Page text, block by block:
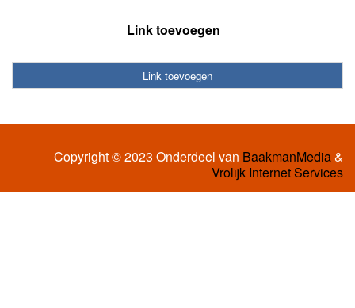
Link toevoegen
Link toevoegen
Copyright © 2023 Onderdeel van BaakmanMedia&
Vrolijk Internet Services